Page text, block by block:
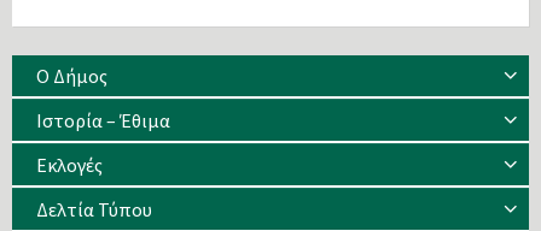
Ο Δήμος
Ιστορία – Έθιμα
Eκλογές
Δελτία Τύπου